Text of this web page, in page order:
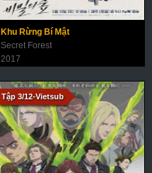
Khu Rừng Bí Mật
Secret Forest
2017
Tập 3/12-Vietsub